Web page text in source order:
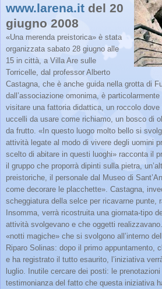
www.larena.it del 20
giugno 2008
«Una merenda preistorica» è stata
organizzata sabato 28 giugno alle
15 in città, a Villa Are sulle
Torricelle, dal professor Alberto
Castagna, che è anche guida nella grotta di
dall’associazione omonima, è
visitare una fattoria didattica, un roccolo
uccelli da usare come richiamo, un bosco di
da frutto. «In questo luogo molto bello si
attività legate al modo di vivere degli uomini
scelto di abitare in questi luoghi» racconta il
il gruppo che proporrà dipinti sulla pietra,
preistoriche, il personale dal Museo di
come decorare le placchette». Castagna,
scheggiatura della selce per ricavarne punte,
Insomma, verrà ricostruita una giornata-tipo
attività svolgevano e che oggetti
«notti magiche» che si svolgono all’interno
Riparo Solinas: dopo il primo appuntamento,
e ha registrato il tutto esaurito, l’iniziativa
luglio. Inutile cercare dei posti: le
testimonianza del fatto che questa iniziativa